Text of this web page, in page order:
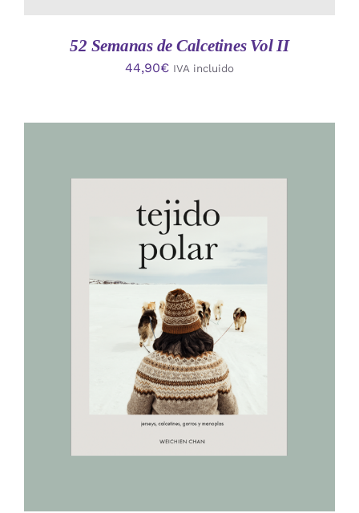
52 Semanas de Calcetines Vol II
44,90€ IVA incluido
AÑADIR AL CARRITO
/